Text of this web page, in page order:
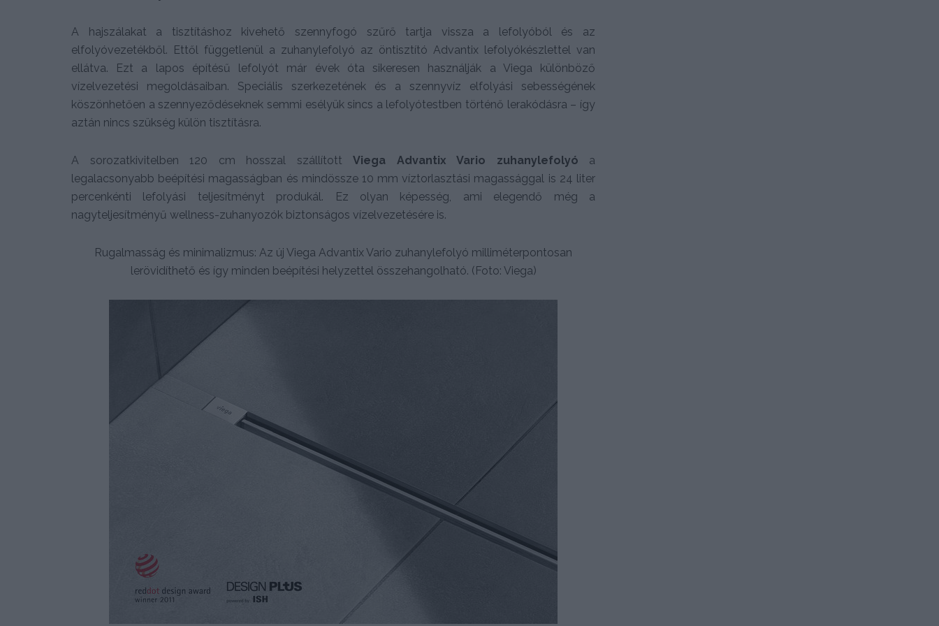
A hajszálakat a tisztításhoz kivehető szennyfogó szűrő tartja vissza a lefolyóból és az
elfolyóvezetékből. Ettől függetlenül a zuhanylefolyó az öntisztító Advantix lefolyókészlettel van
ellátva. Ezt a lapos építésű lefolyót már évek óta sikeresen használják a Viega különböző
vízelvezetési megoldásaiban. Speciális szerkezetének és a szennyvíz elfolyási sebességének
köszönhetően a szennyeződéseknek semmi esélyük sincs a lefolyótestben történő lerakódásra – így
aztán nincs szükség külön tisztításra.
A sorozatkivitelben 120 cm hosszal szállított Viega Advantix Vario zuhanylefolyó a
legalacsonyabb beépítési magasságban és mindössze 10 mm víztorlasztási magassággal is 24 liter
percenkénti lefolyási teljesítményt produkál. Ez olyan képesség, ami elegendő még a
nagyteljesítményű wellness-zuhanyozók biztonságos vízelvezetésére is.
Rugalmasság és minimalizmus: Az új Viega Advantix Vario zuhanylefolyó milliméterpontosan
lerövidíthető és így minden beépítési helyzettel összehangolható. (Foto: Viega)